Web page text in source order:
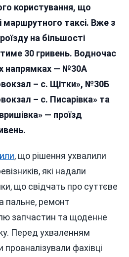
Проїзд
До
Гривень
користування, що
таксі. Вже з
на більшості
30 гривень. Водночас
напрямках — №30А
– с. Щітки», №30Б
– с. Писарівка» та
— проїзд
, що рішення ухвалили
які надали
що свідчать про суттєве
пальне, ремонт
запчастин та щоденне
Перед ухваленням
проаналізували фахівці